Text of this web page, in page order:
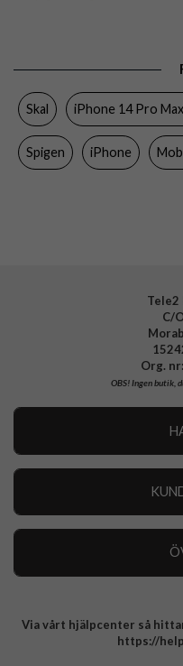
Färg
Material
Varumärke
Skal iPhone 14 Pro
Spigen iPhone
Tele2
C/
Org.
OBS!Ingen butik,
Integritetspolicy
Via vårt hjälpcenter så
https://